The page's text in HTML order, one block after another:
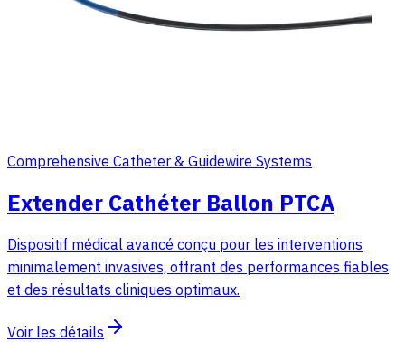
Comprehensive Catheter & Guidewire Systems
Extender Cathéter Ballon PTCA
Dispositif médical avancé conçu pour les interventions
minimalement invasives, offrant des performances fiables
et des résultats cliniques optimaux.
Voir les détails